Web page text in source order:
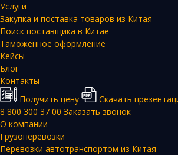
Услуги
Закупка и поставка товаров из Китая
Поиск поставщика в Китае
Таможенное оформление
Кейсы
Блог
Контакты
Получить цену
Скачать
8 800 300 37 00 Заказать звонок
О компании
Грузоперевозки
Перевозки автотранспортом из Китая